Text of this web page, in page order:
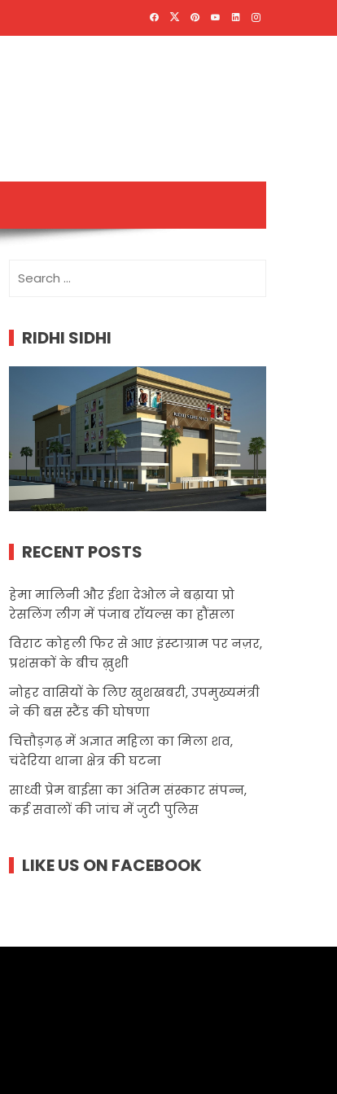
for:
RIDHI SIDHI
RECENT POSTS
हेमा मालिनी और ईशा देओल ने बढ़ाया प्रो
रेसलिंग लीग में पंजाब रॉयल्स का हौंसला
विराट कोहली फिर से आए इंस्टाग्राम पर नज़र,
प्रशंसकों के बीच ख़ुशी
नोहर वासियों के लिए खुशखबरी, उपमुख्यमंत्री
ने की बस स्टैंड की घोषणा
चित्तौड़गढ़ में अज्ञात महिला का मिला शव,
चंदेरिया थाना क्षेत्र की घटना
साध्वी प्रेम बाईसा का अंतिम संस्कार संपन्न,
कई सवालों की जांच में जुटी पुलिस
LIKE US ON FACEBOOK